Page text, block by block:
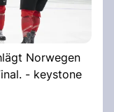
Norwegen
- keystone